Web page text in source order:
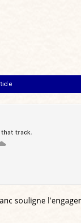
souligne